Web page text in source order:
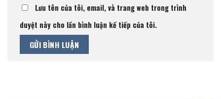
Lưu tên của tôi, email, và trang web trong trình
duyệt này cho lần bình luận kế tiếp của tôi.